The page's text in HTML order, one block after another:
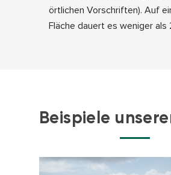
örtlichen Vorschriften). Auf
Fläche dauert es weniger als
Beispiele